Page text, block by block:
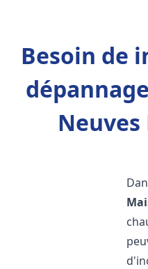
Besoin de
Neuves